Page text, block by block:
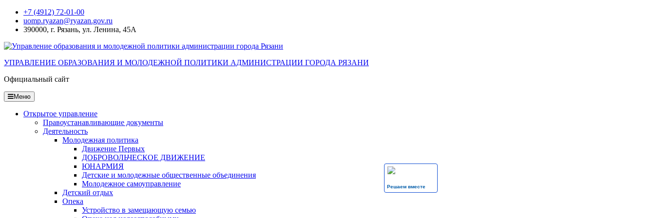
Перейти
содержанию
+7 (4912) 72-01-00
uomp.ryazan@ryazan.gov.ru
390000, г. Рязань, ул. Ленина, 45А
Решаем вместе
УПРАВЛЕНИЕ ОБРАЗОВАНИЯ И МОЛОДЕЖНОЙ ПОЛИТИКИ АДМИНИСТРАЦИИ ГОРОДА РЯЗАНИ
Официальный сайт
Меню
Открытое управление
Правоустанавливающие документы
Деятельность
Молодежная политика
Движение Первых
ДОБРОВОЛЬЧЕСКОЕ ДВИЖЕНИЕ
ЮНАРМИЯ
Детские и молодежные общественные объединения
Молодежное самоуправление
Детский отдых
Опека
Устройство в замещающую семью